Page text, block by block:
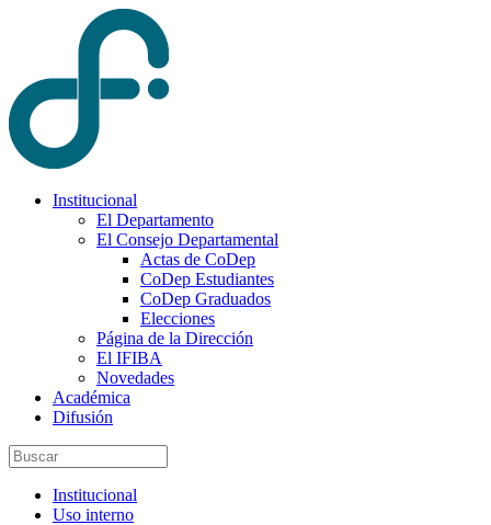
Institucional
El Departamento
El Consejo Departamental
Actas de CoDep
CoDep Estudiantes
CoDep Graduados
Elecciones
Página de la Dirección
El IFIBA
Novedades
Académica
Difusión
Institucional
Uso interno